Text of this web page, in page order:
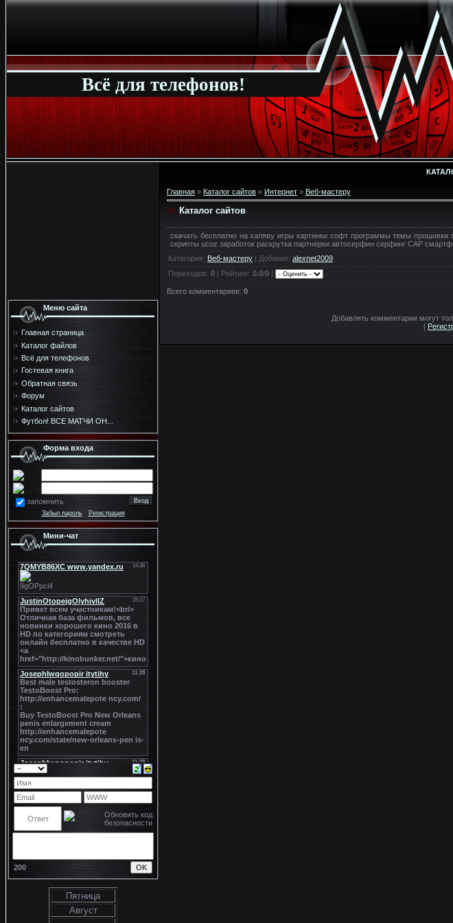
Всё для телефонов!
Меню сайта
Главная страница
Каталог файлов
Всё для телефонов
Гостевая книга
Обратная связь
Форум
Каталог сайтов
Футбол! ВСЕ МАТЧИ ОН...
Форма входа
запомнить
Забыл пароль· Регистрация
Мини-чат
200
Пятница
Август
Главная » Каталог сайтов » Интернет » Веб-мастеру
Каталог сайтов
скачать бесплатно на халяву игры картинки софт программы темы
скрипты ucoz заработок раскрутка партнёрки автосерфин серфинг САР
Категория: Веб-мастеру | Добавил: alexnet2009
Переходов: 0 | Рейтинг: 0.0/0 |
Всего комментариев: 0
Добавлять комментарии могут
[